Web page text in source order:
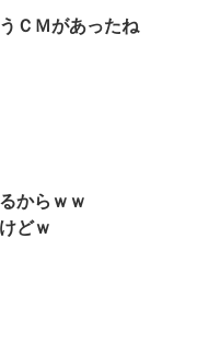
ＣＭがあったね
からｗｗ
どｗ